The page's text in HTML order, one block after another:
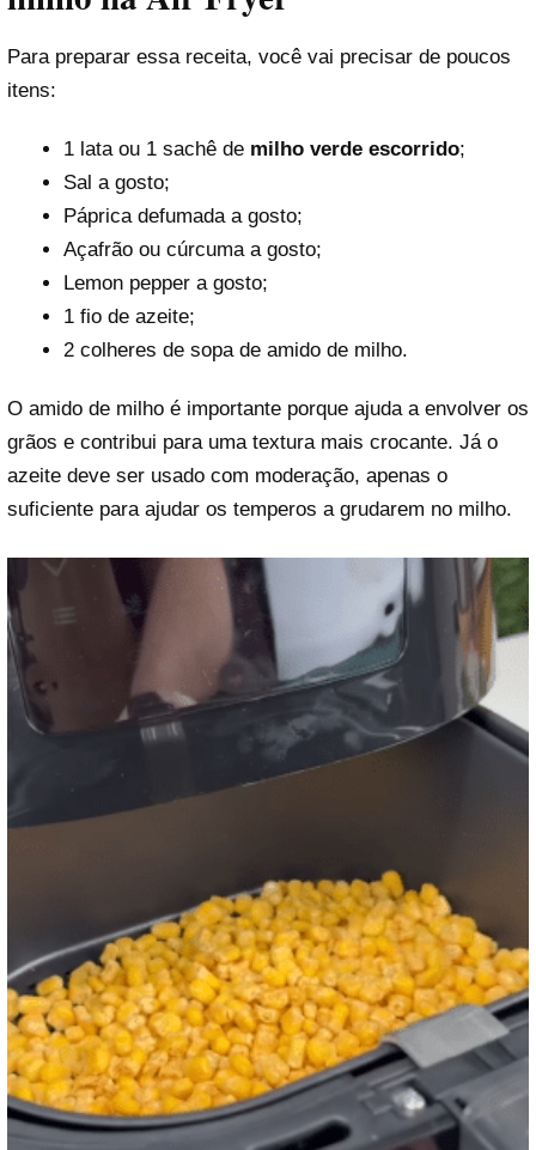
Para preparar essa receita, você vai precisar de poucos
itens:
1 lata ou 1 sachê de milho verde escorrido;
Sal a gosto;
Páprica defumada a gosto;
Açafrão ou cúrcuma a gosto;
Lemon pepper a gosto;
1 fio de azeite;
2 colheres de sopa de amido de milho.
O amido de milho é importante porque ajuda a envolver os
grãos e contribui para uma textura mais crocante. Já o
azeite deve ser usado com moderação, apenas o
suficiente para ajudar os temperos a grudarem no milho.